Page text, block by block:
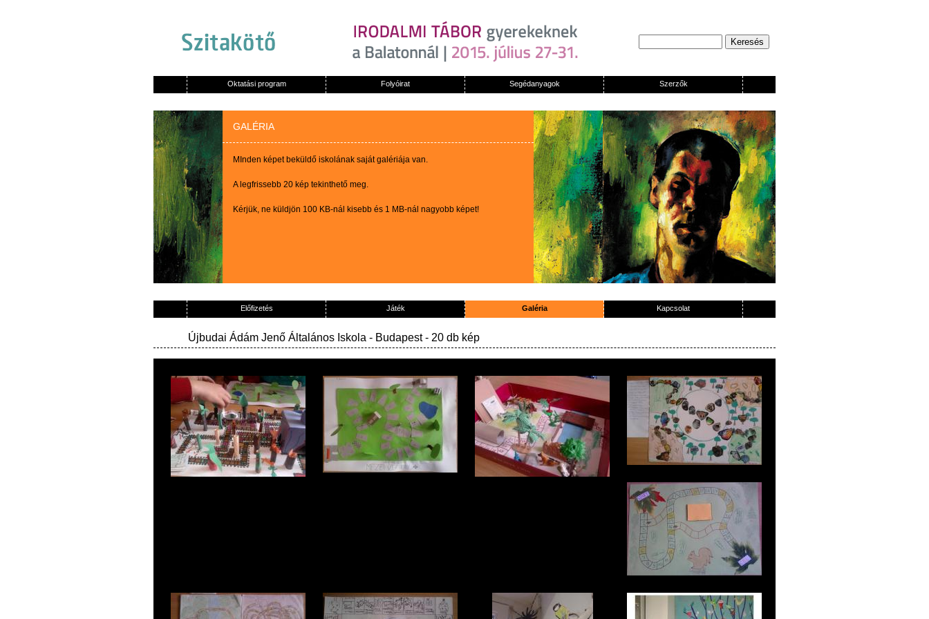
Oktatási program Folyóirat Segédanyagok Szerzők
GALÉRIA
MInden képet beküldő iskolának saját galériája van.
A legfrissebb 20 kép tekinthető meg.
Kérjük, ne küldjön 100 KB-nál kisebb és 1 MB-nál nagyobb képet!
Előfizetés Játék Galéria Kapcsolat
Újbudai Ádám Jenő Általános Iskola - Budapest - 20 db kép